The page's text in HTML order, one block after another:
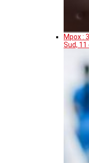
Mpox :
Sud,